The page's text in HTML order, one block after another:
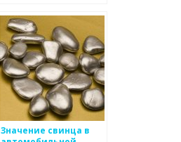
и аккумуляторных
батарей
Значение свинца в